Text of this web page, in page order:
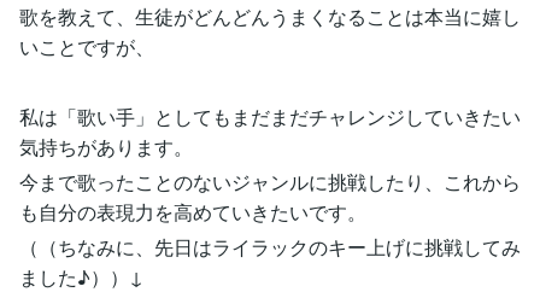
歌を教えて、生徒がどんどんうまくなることは本当に嬉し
いことですが、
私は「歌い手」としてもまだまだチャレンジしていきたい
気持ちがあります。
今まで歌ったことのないジャンルに挑戦したり、これから
も自分の表現力を高めていきたいです。
（（ちなみに、先日はライラックのキー上げに挑戦してみ
ました♪））↓